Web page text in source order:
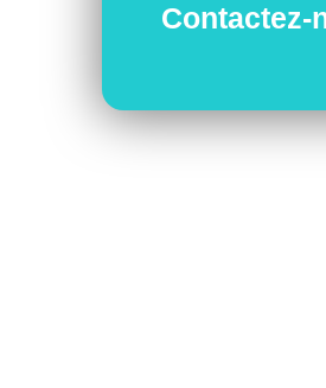
Contactez-